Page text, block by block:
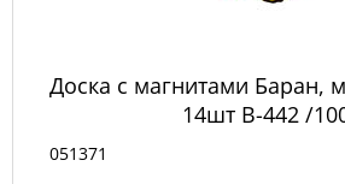
Доска с магнитами Баран,
14шт B-442 /
051371